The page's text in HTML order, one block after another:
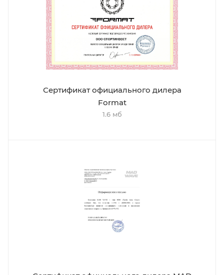
Сертификат официального дилера
Format
1.6 мб